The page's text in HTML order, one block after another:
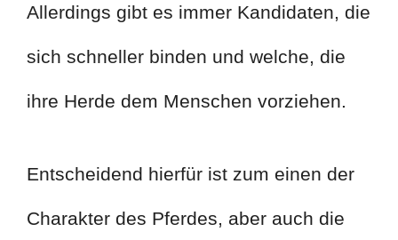
Allerdings gibt es immer Kandidaten, die
sich schneller binden und welche, die
ihre Herde dem Menschen vorziehen.
Entscheidend hierfür ist zum einen der
Charakter des Pferdes, aber auch die